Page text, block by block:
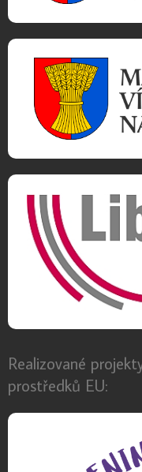
Realizované
prostředků EU: